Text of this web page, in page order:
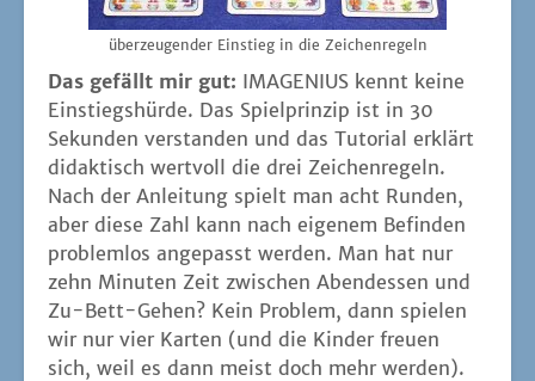
über­zeu­gen­der Ein­stieg in die Zeichenregeln
Das gefällt mir gut: IMAGENIUS kennt kei­ne
Ein­stiegs­hür­de. Das Spiel­prin­zip ist in 30
Sekun­den ver­stan­den und das Tuto­ri­al erklärt
didak­tisch wert­voll die drei Zei­chen­re­geln.
Nach der Anlei­tung spielt man acht Run­den,
aber die­se Zahl kann nach eige­nem Befin­den
pro­blem­los ange­passt wer­den. Man hat nur
zehn Minu­ten Zeit zwi­schen Abend­essen und
Zu-Bett-Gehen? Kein Pro­blem, dann spie­len
wir nur vier Kar­ten (und die Kin­der freu­en
sich, weil es dann meist doch mehr wer­den).